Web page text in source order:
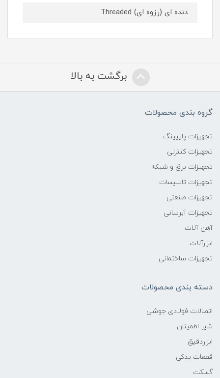
دنده ای (رزوه ای) Threaded
برگشت به بالا
گروه بندی محصولات
تجهیزات پایپینگ
تجهیزات کنترلی
تجهیزات برق و شبکه
تجهیزات تاسیسات
تجهیزات صنعتی
تجهیزات آبرسانی
آهن آلات
ابزارآلات
تجهیزات ساختمانی
دسته بندی محصولات
اتصالات فولادی جوشی
شیر اطمینان
ابزاردقیق
قطعات یدکی
گسکت